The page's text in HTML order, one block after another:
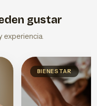
gustar
experiencia.
BIENESTAR